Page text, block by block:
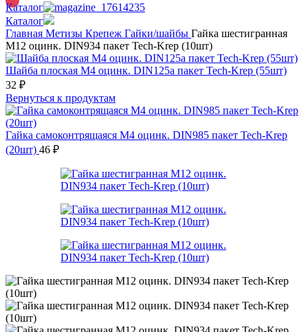
Каталог
Каталог
Главная Метизы Крепеж Гайки/шайбы Гайка шестигранная
М12 оцинк. DIN934 пакет Tech-Krep (10шт)
Шайба плоская М4 оцинк. DIN125а пакет Tech-Krep (55шт)
32 ₽
Вернуться к продуктам
Гайка самоконтрящаяся М4 оцинк. DIN985 пакет Tech-Krep
(20шт) 46 ₽